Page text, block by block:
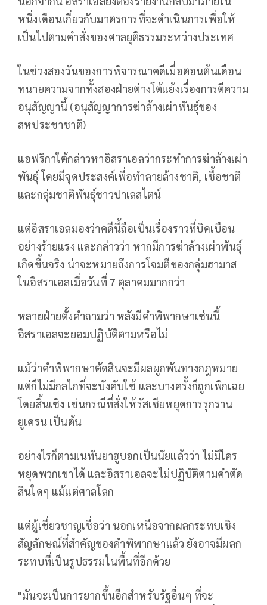
หนึ่งเดือนเกี่ยวกับมาตรการที่จะดำเนินการเพื่อให้
เป็นไปตามคำสั่งของศาลยุติธรรมระหว่างประเทศ
ในช่วงสองวันของการพิจารณาคดีเมื่อตอนต้นเดือน
ทนายความจากทั้งสองฝ่ายต่างโต้แย้งเรื่องการตีความ
อนุสัญญานี้ (อนุสัญญาการฆ่าล้างเผ่าพันธุ์ของ
สหประชาชาติ)
แอฟริกาใต้กล่าวหาอิสราเอลว่ากระทำการฆ่าล้างเผ่า
พันธุ์ โดยมีจุดประสงค์เพื่อทำลายล้างชาติ, เชื้อชาติ
และกลุ่มชาติพันธุ์ชาวปาเลสไตน์
แต่อิสราเอลมองว่าคดีนี้ถือเป็นเรื่องราวที่บิดเบือน
อย่างร้ายแรง และกล่าวว่า หากมีการฆ่าล้างเผ่าพันธุ์
เกิดขึ้นจริง น่าจะหมายถึงการโจมตีของกลุ่มฮามาส
ในอิสราเอลเมื่อวันที่ 7 ตุลาคมมากกว่า
หลายฝ่ายตั้งคำถามว่า หลังมีคำพิพากษาเช่นนี้
อิสราเอลจะยอมปฏิบัติตามหรือไม่
แม้ว่าคำพิพากษาตัดสินจะมีผลผูกพันทางกฎหมาย
แต่ก็ไม่มีกลไกที่จะบังคับใช้ และบางครั้งก็ถูกเพิกเฉย
โดยสิ้นเชิง เช่นกรณีที่สั่งให้รัสเซียหยุดการรุกราน
ยูเครน เป็นต้น
อย่างไรก็ตามเนทันยาฮูบอกเป็นนัยแล้วว่า ไม่มีใคร
หยุดพวกเขาได้ และอิสราเอลจะไม่ปฏิบัติตามคำตัด
สินใดๆ แม้แต่ศาลโลก
แต่ผู้เชี่ยวชาญเชื่อว่า นอกเหนือจากผลกระทบเชิง
สัญลักษณ์ที่สำคัญของคำพิพากษาแล้ว ยังอาจมีผลก
ระทบที่เป็นรูปธรรมในพื้นที่อีกด้วย
"มันจะเป็นการยากขึ้นอีกสำหรับรัฐอื่นๆ ที่จะ